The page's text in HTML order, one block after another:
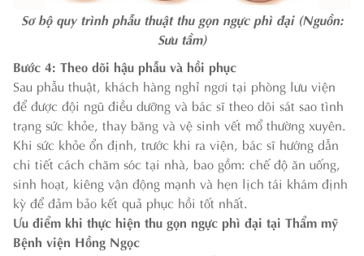
Sơ bộ quy trình phẫu thuật thu gọn ngực phì đại (Nguồn:
Sưu tầm)
Bước 4: Theo dõi hậu phẫu và hồi phục
Sau phẫu thuật, khách hàng nghỉ ngơi tại phòng lưu viện
để được đội ngũ điều dưỡng và bác sĩ theo dõi sát sao tình
trạng sức khỏe, thay băng và vệ sinh vết mổ thường xuyên.
Khi sức khỏe ổn định, trước khi ra viện, bác sĩ hướng dẫn
chi tiết cách chăm sóc tại nhà, bao gồm: chế độ ăn uống,
sinh hoạt, kiêng vận động mạnh và hẹn lịch tái khám định
kỳ để đảm bảo kết quả phục hồi tốt nhất.
Ưu điểm khi thực hiện thu gọn ngực phì đại tại Thẩm mỹ
Bệnh viện Hồng Ngọc